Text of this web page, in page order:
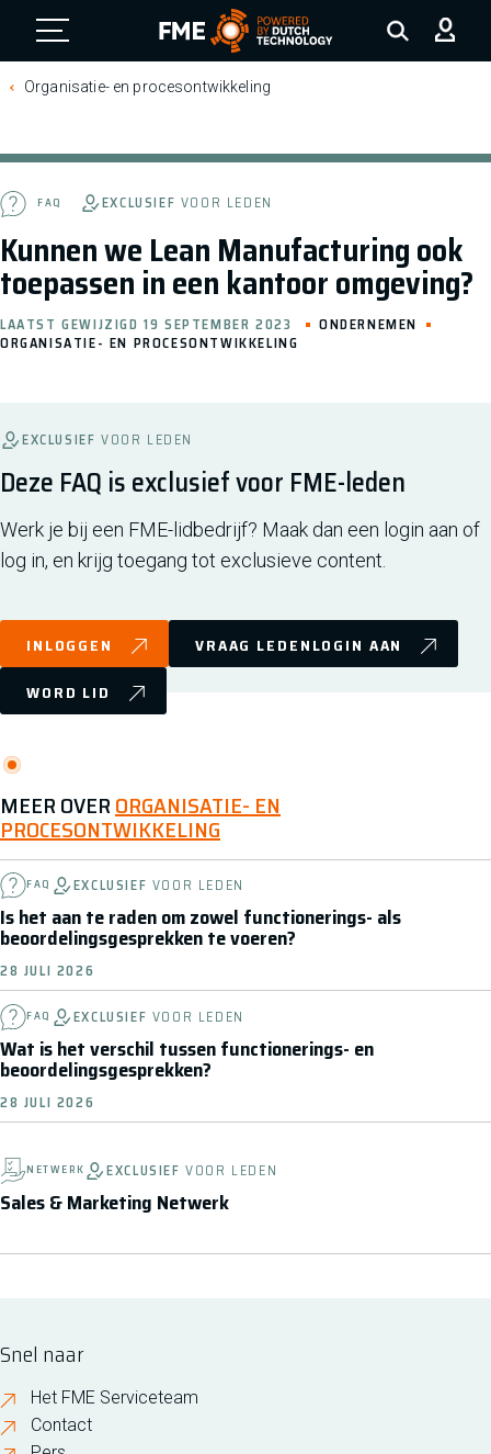
FME Logo, to the homepage
Organisatie- en procesontwikkeling
Kunnen we Lean Manufacturing ook
toepassen in een kantoor omgeving?
FAQ EXCLUSIEF VOOR LEDEN
LAATST GEWIJZIGD 19 SEPTEMBER 2023
ONDERNEMEN
ORGANISATIE- EN PROCESONTWIKKELING
EXCLUSIEF VOOR LEDEN
Deze FAQ is exclusief voor FME-leden
Werk je bij een FME-lidbedrijf? Maak dan een login aan of
log in, en krijg toegang tot exclusieve content.
INLOGGEN
VRAAG LEDENLOGIN AAN
WORD LID
MEER OVERORGANISATIE- EN
PROCESONTWIKKELING
FAQ EXCLUSIEF VOOR LEDEN
Is het aan te raden om zowel functionerings- als
beoordelingsgesprekken te voeren?
28 JULI 2026
FAQ EXCLUSIEF VOOR LEDEN
Wat is het verschil tussen functionerings- en
beoordelingsgesprekken?
28 JULI 2026
NETWERK EXCLUSIEFVOOR LEDEN
Sales & Marketing Netwerk
Snel naar
Het FME Serviceteam
Contact